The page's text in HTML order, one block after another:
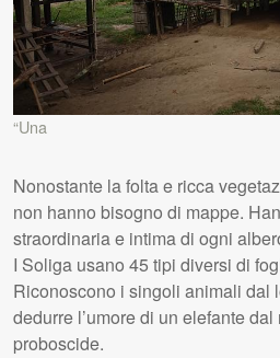
“Una
Nonostante la folta e ricca
non hanno bisogno di mappe.
straordinaria e intima di ogni
I Soliga usano 45 tipi diversi di
Riconoscono i singoli animali dal
dedurre l’umore di un elefante
proboscide.